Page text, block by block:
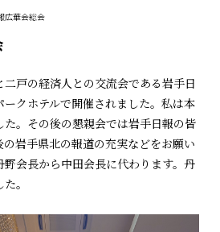
広華会総会
戸の経済人との交流会である岩手日
クホテルで開催されました。私は本
。その後の懇親会では岩手日報の皆
岩手県北の報道の充実などをお願い
会長から中田会長に代わります。丹
。